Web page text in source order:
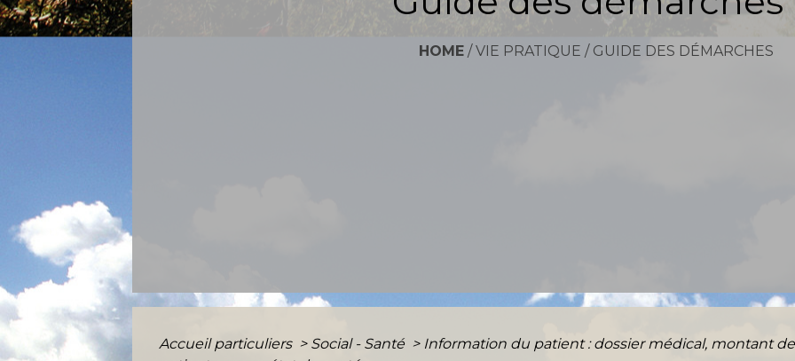
HOME /VIE PRATIQUE / GUIDE DES DÉMARCHES
Accueil particuliers > Social - Santé > Information du patient : dossier médical, montant